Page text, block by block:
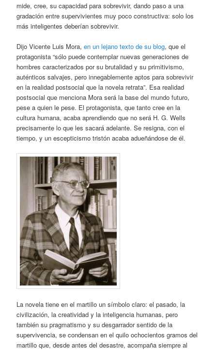
mide, cree, su capacidad para sobrevivir, dando paso a una
gradación entre supervivientes muy poco constructiva: solo los
más inteligentes deberían sobrevivir.
Dijo Vicente Luis Mora,en un lejano texto de su blog, que el
protagonista “sólo puede contemplar nuevas generaciones de
hombres caracterizados por su brutalidad y su primitivismo,
auténticos salvajes, pero innegablemente aptos para sobrevivir
en la realidad postsocial que la novela retrata”. Esa realidad
postsocial que menciona Mora será la base del mundo futuro,
pese a quien le pese. El protagonista, que tanto cree en la
cultura humana, acaba aprendiendo que no será H. G. Wells
precisamente lo que les sacará adelante. Se resigna, con el
tiempo, y un escepticismo tristón acaba adueñándose de él.
La novela tiene en el martillo un símbolo claro: el pasado, la
civilización, la creatividad y la inteligencia humanas, pero
también su pragmatismo y su desgarrador sentido de la
supervivencia, se condensan en el quilo ochocientos gramos del
martillo que, desde antes del desastre, acompaña siempre al